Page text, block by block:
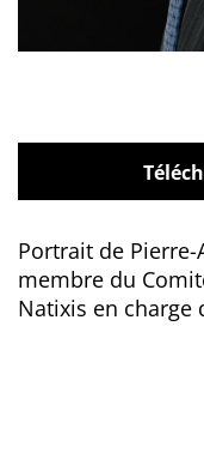
Portrait de
membre du
Natixis en charge